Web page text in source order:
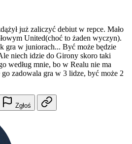
już zaliczyć debiut w repce. Mało
United(choć to żaden wyczyn).
gra w juniorach... Być może będzie
niech idzie do Girony skoro taki
według mnie, bo w Realu nie ma
zadowala gra w 3 lidze, być może 2
Zgłoś